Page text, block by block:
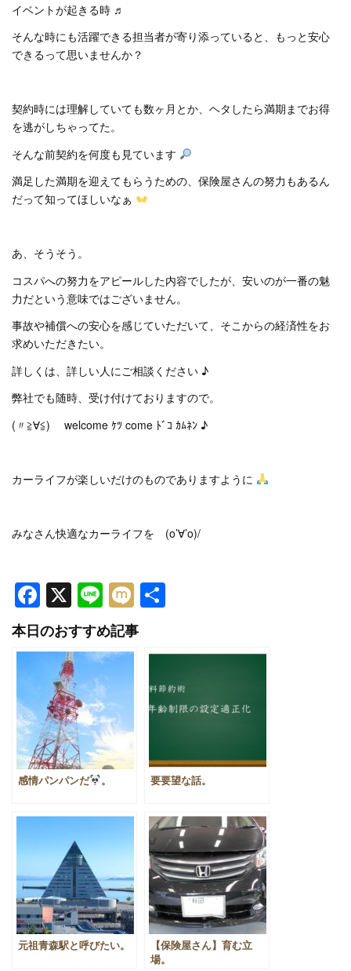
イベントが起きる時 ♬
そんな時にも活躍できる担当者が寄り添っていると、もっと安心
できるって思いませんか？
契約時には理解していても数ヶ月とか、ヘタしたら満期までお得
を逃がしちゃってた。
そんな前契約を何度も見ています
満足した満期を迎えてもらうための、保険屋さんの努力もあるん
だって知ってほしいなぁ
あ、そうそう。
コスパへの努力をアピールした内容でしたが、安いのが一番の魅
力だという意味ではございません。
事故や補償への安心を感じていただいて、そこからの経済性をお
求めいただきたい。
詳しくは、詳しい人にご相談ください ♪
弊社でも随時、受け付けておりますので。
(〃≧∀≦)ゞ welcome ｹﾂ come ﾄﾞｺ ｶﾑﾈﾝ ♪
カーライフが楽しいだけのものでありますように
みなさん快適なカーライフを (o’∀’o)/
Facebook
X LineMixi
本日のおすすめ記事
感情パンパンだ 。 要要望な話。
元祖青森駅と呼びたい。
【保険屋さん】育む立
場。